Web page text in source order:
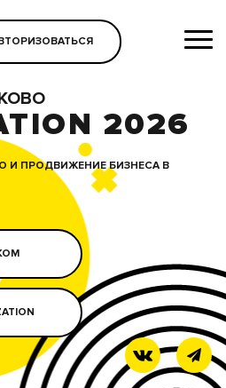
2026
И ПРОДВИЖЕНИЕ БИЗНЕСА В